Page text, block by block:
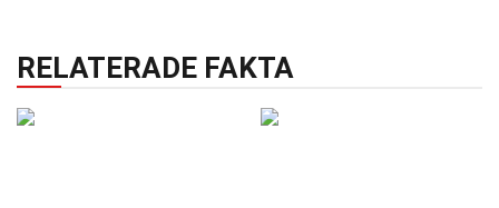
RELATERADE FAKTA